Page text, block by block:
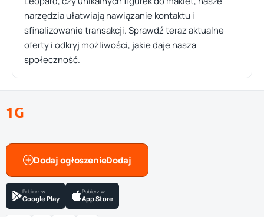
narzędzia ułatwiają nawiązanie kontaktu i
sfinalizowanie transakcji. Sprawdź teraz aktualne
oferty i odkryj możliwości, jakie daje nasza
społeczność.
1G
Dodaj ogłoszenie
Pobierz w
Google Play
Pobierz w
App Store